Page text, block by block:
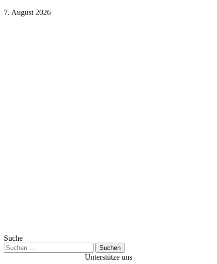
7. August 2026
Suche
Suchen
nach:
Unterstütze uns